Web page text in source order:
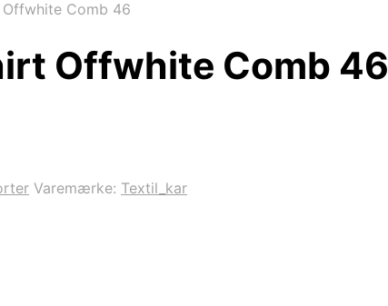
Comb 46
Offwhite Comb 46
Varemærke: Textil_kar